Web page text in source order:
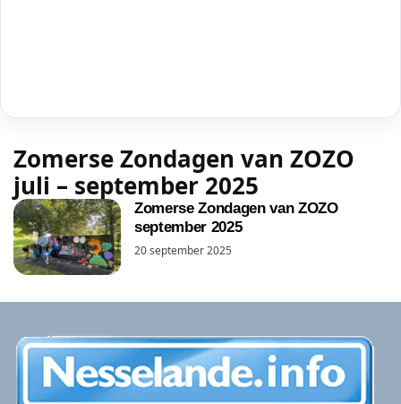
Zomerse Zondagen van ZOZO
juli – september 2025
Zomerse Zondagen van ZOZO
september 2025
20 september 2025